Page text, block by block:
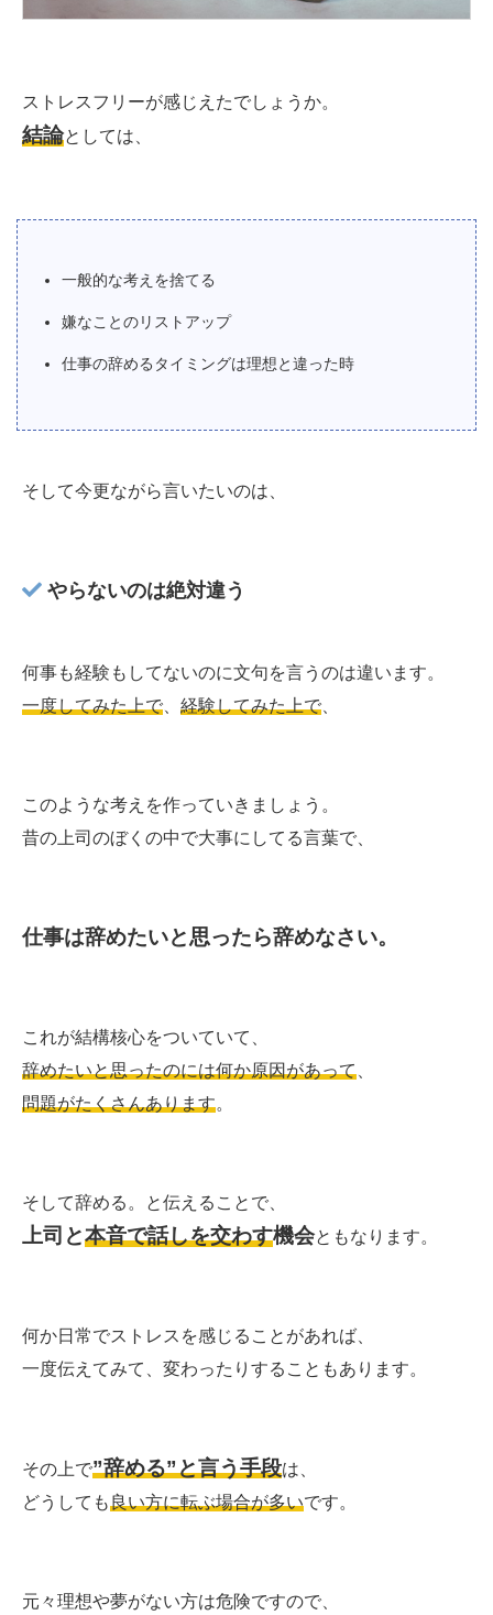
ストレスフリーが感じえたでしょうか。
結論としては、
一般的な考えを捨てる
嫌なことのリストアップ
仕事の辞めるタイミングは理想と違った時
そして今更ながら言いたいのは、
やらないのは絶対違う
何事も経験もしてないのに文句を言うのは違います。
一度してみた上で
経験してみた上で
このような考えを作っていきましょう。
昔の上司のぼくの中で大事にしてる言葉で、
仕事は辞めたいと思ったら辞めなさい。
これが結構核心をついていて、
辞めたいと思ったのには何か原因があって
問題がたくさんあります。
そして辞める。と伝えることで、
上司と本音で話しを交わす機会ともなります。
何か日常でストレスを感じることがあれば、
一度伝えてみて、変わったりすることもあります。
その上で”辞める”と言う手段は、
どうしても良い方に転ぶ場合が多いです。
元々理想や夢がない方は危険ですので、